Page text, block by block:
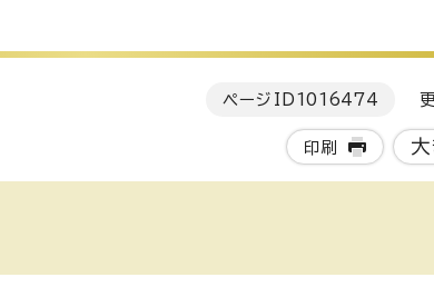
ページID 1016474 更
印刷